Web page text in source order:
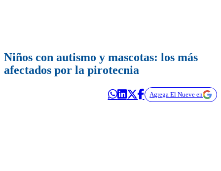
Niños con autismo y mascotas: los más
afectados por la pirotecnia
Agrega El Nueve en